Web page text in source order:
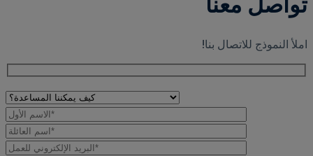
املأ النموذج للاتصال بنا!